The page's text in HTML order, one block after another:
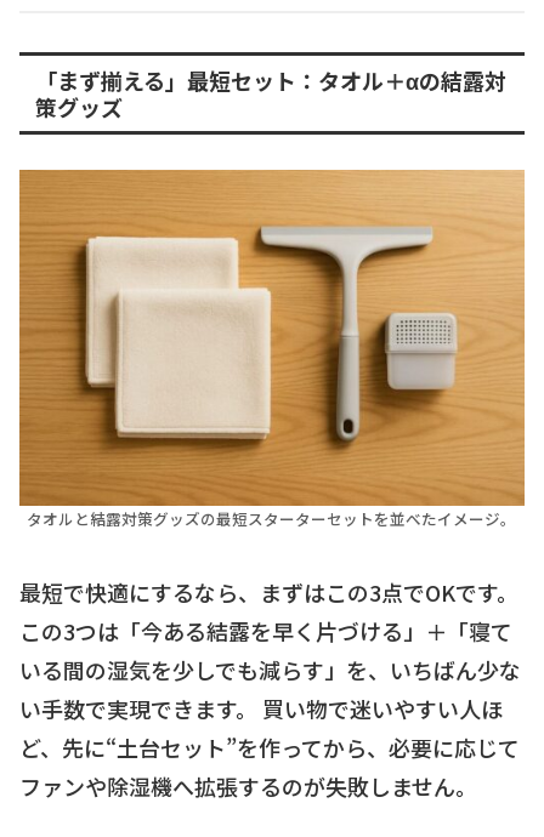
「まず揃える」最短セット：タオル＋αの結露対
策グッズ
タオルと結露対策グッズの最短スターターセットを並べたイメージ。
最短で快適にするなら、まずはこの3点でOKです。
この3つは「今ある結露を早く片づける」＋「寝て
いる間の湿気を少しでも減らす」を、いちばん少な
い手数で実現できます。 買い物で迷いやすい人ほ
ど、先に“土台セット”を作ってから、必要に応じて
ファンや除湿機へ拡張するのが失敗しません。